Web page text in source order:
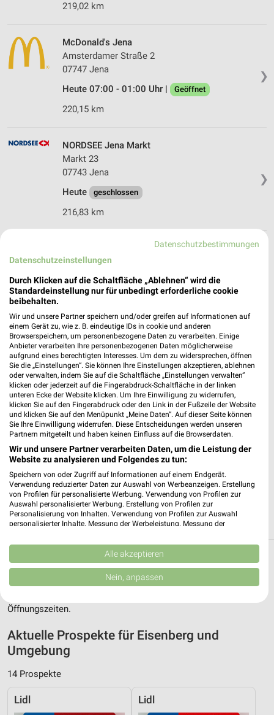
219,02 km
❯
McDonald's Jena
Amsterdamer Straße 2
07747 Jena
Heute 07:00 - 01:00 Uhr |
Geöffnet
220,15 km
❯
NORDSEE Jena Markt
Markt 23
07743 Jena
Heute
geschlossen
216,83 km
Leutagraben 1
07743 Jena
Heute 10:00 - 22:00 Uhr | Öffnet in 47 Min.
216,87 km
McDonald's Jena
Leutragraben 8
07743 Jena
Heute 08:00 - 01:00 Uhr | Geöffnet
216,99 km
Subway Jena
07743 Jena
Heute geschlossen
217,06 km
Restaurant Filialen in Eisenberg
Egal ob McDonald´s und Nordsee in Eisenberg und Umgebung
Öffnungszeiten.
Aktuelle Prospekte für Eisenberg und
Umgebung
14 Prospekte
Lidl Lidl
Datenschutzbestimmungen
Datenschutzeinstellungen
Durch Klicken auf die Schaltfläche „Ablehnen“ wird die
Standardeinstellung nur für unbedingt erforderliche cookie
beibehalten.
Wir und unsere Partner speichern und/oder greifen auf Informationen auf
einem Gerät zu, wie z. B. eindeutige IDs in cookie und anderen
Browserspeichern, um personenbezogene Daten zu verarbeiten. Einige
Anbieter verarbeiten Ihre personenbezogenen Daten möglicherweise
aufgrund eines berechtigten Interesses. Um dem zu widersprechen, öffnen
Sie die „Einstellungen“. Sie können Ihre Einstellungen akzeptieren, ablehnen
oder verwalten, indem Sie auf die Schaltfläche „Einstellungen verwalten“
klicken oder jederzeit auf die Fingerabdruck-Schaltfläche in der linken
unteren Ecke der Website klicken. Um Ihre Einwilligung zu widerrufen,
klicken Sie auf den Fingerabdruck oder den Link in der Fußzeile der Website
und klicken Sie auf den Menüpunkt „Meine Daten“. Auf dieser Seite können
Sie Ihre Einwilligung widerrufen. Diese Entscheidungen werden unseren
Partnern mitgeteilt und haben keinen Einfluss auf die Browserdaten.
Wir und unsere Partner verarbeiten Daten, um die Leistung der
Website zu analysieren und Folgendes zu tun:
Speichern von oder Zugriff auf Informationen auf einem Endgerät.
Verwendung reduzierter Daten zur Auswahl von Werbeanzeigen. Erstellung
von Profilen für personalisierte Werbung. Verwendung von Profilen zur
Auswahl personalisierter Werbung. Erstellung von Profilen zur
Personalisierung von Inhalten. Verwendung von Profilen zur Auswahl
personalisierter Inhalte. Messung der Werbeleistung. Messung der
Kombinationen von Daten aus verschiedenen Quellen. Entwicklung und
Verbesserung der Angebote. Verwendung reduzierter Daten zur Auswahl
von Inhalten.
Daten können außerhalb der Europäischen Union weitergegeben und in die
USA gesendet werden.
Website/App.
Wir nutzen Ihre Daten für folgende Zwecke:
IAB-Verarbeitungszwecke:
Speichern von oder Zugriff auf Informationen
auf einem Endgerät
Verwendung reduzierter Daten zur Auswahl von
Alle akzeptieren
Nein, anpassen